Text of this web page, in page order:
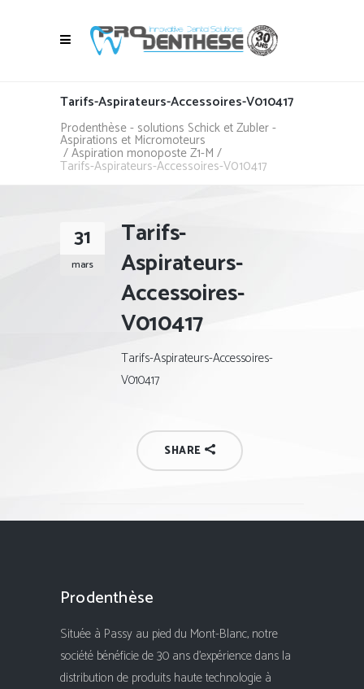
Tarifs-Aspirateurs-Accessoires-V010417
Prodenthèse - solutions Schick et Zubler -
Aspirations et Micromoteurs
/Aspiration monoposte Z1-M /
Tarifs-Aspirateurs-Accessoires-V010417
31
mars
Tarifs-
Aspirateurs-
Accessoires-
V010417
Tarifs-Aspirateurs-Accessoires-
V010417
SHARE
Prodenthèse
Située à Passy au pied du Mont-Blanc, notre
société bénéficie de 30 ans d'expérience dans la
distribution de produits haute technologie à